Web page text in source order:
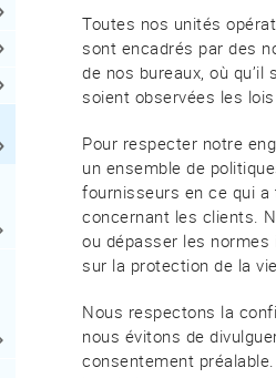
Toutes nos unités
sont encadrés par des
de nos bureaux, où
soient observées les
Pour respecter notre
un ensemble de
fournisseurs en ce qui
concernant les clients.
ou dépasser les normes
sur la protection de la
Nous respectons la
nous évitons de
consentement